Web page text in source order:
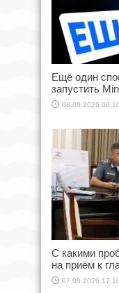
Ещё один
запустить
08.08.2026 00:10
С какими
на приём к
07.08.2026 17:10